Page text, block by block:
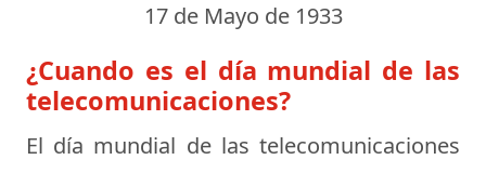
17 de Mayo de 1933
¿Cuando es el día mundial de las
telecomunicaciones?
El día mundial de las telecomunicaciones